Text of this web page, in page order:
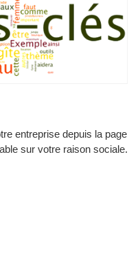
entreprise depuis la page
sur votre raison sociale.